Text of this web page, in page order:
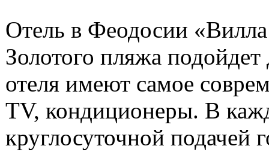
Отель в Феодосии
Золотого пляжа
отеля имеют самое
TV, кондиционеры. В
круглосуточной